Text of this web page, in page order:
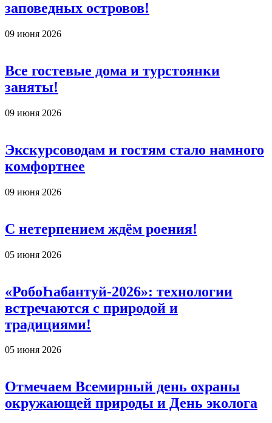
заповедных островов!
09 июня 2026
Все гостевые дома и турстоянки
заняты!
09 июня 2026
Экскурсоводам и гостям стало намного
комфортнее
09 июня 2026
С нетерпением ждём роения!
05 июня 2026
«РобоҺабантуй-2026»: технологии
встречаются с природой и
традициями!
05 июня 2026
Отмечаем Всемирный день охраны
окружающей природы и День эколога